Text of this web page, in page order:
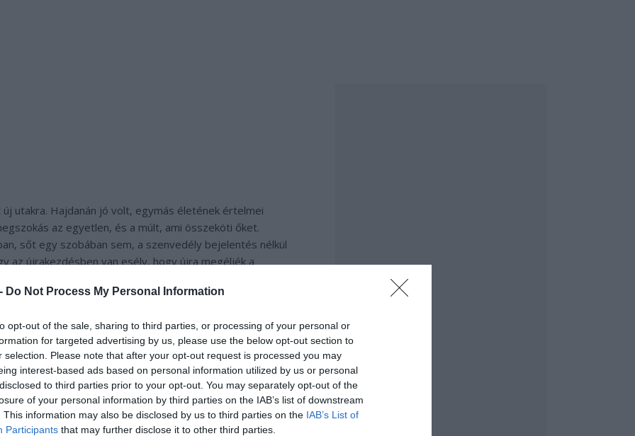
Do Not Process My Personal Information
opt-out of the sale, sharing to third parties, or processing of your personal or
for targeted advertising by us, please use the below opt-out section to
selection. Please note that after your opt-out request is processed you may
interest-based ads based on personal information utilized by us or personal
to third parties prior to your opt-out. You may separately opt-out of the
of your personal information by third parties on the IAB’s list of downstream
This information may also be disclosed by us to third parties on the IAB’s List of
Participants that may further disclose it to other third parties.
új utakra. Hajdanán jó volt, egymás életének értelmei
az egyetlen, és a múlt, ami összeköti őket.
sőt egy szobában sem, a szenvedély bejelentés nélkül
az újrakezdésben van esély, hogy újra megéljék a